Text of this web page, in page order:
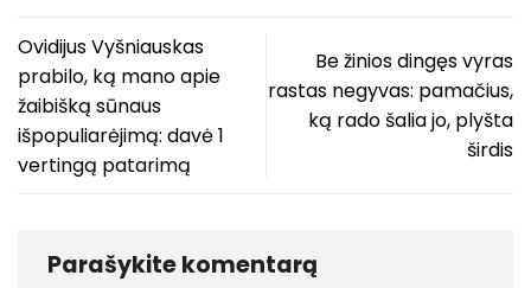
Ovidijus Vyšniauskas
prabilo, ką mano apie
žaibišką sūnaus
išpopuliarėjimą: davė 1
vertingą patarimą
Be žinios dingęs vyras
rastas negyvas: pamačius,
ką rado šalia jo, plyšta
širdis
Parašykite komentarą